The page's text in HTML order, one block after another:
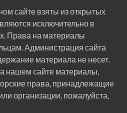
сайте взяты из открытых
исключительно в
Права на материалы
Администрация сайта
материала не несет.
нашем сайте материалы,
права, принадлежащие
организации, пожалуйста,